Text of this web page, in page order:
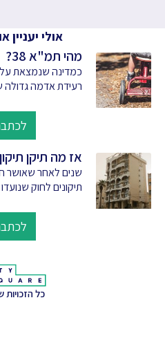
אולי יעניין
מהי תמ"א 38?
כמדינה שנמצאת על
רעידת אדמה
אז מה תיקן תיקון 3 לתמ"א 38?
תיקונים לחוק
כל הזכויות